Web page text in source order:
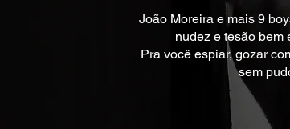
João Moreira e mais 9
nudez e tesão bem
Pra você espiar, gozar
sem